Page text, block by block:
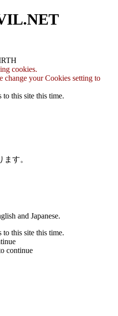
cookies.
change your Cookies setting to
to this site this time.
す。
and Japanese.
to this site this time.
continue